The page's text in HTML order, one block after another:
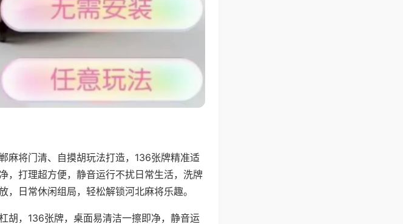
麻将门清、自摸胡玩法打造，136张牌精准适
，打理超方便，静音运行不扰日常生活，洗牌
日常休闲组局，轻松解锁河北麻将乐趣。
胡，136张牌，桌面易清洁一擦即净，静音运